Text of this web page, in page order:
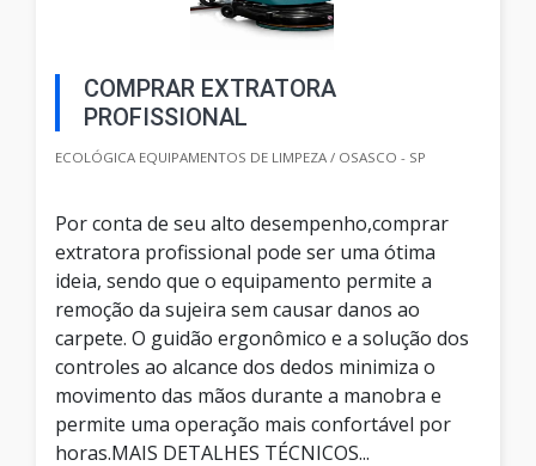
COMPRAR EXTRATORA
PROFISSIONAL
ECOLÓGICA EQUIPAMENTOS DE LIMPEZA / OSASCO - SP
Por conta de seu alto desempenho,comprar
extratora profissional pode ser uma ótima
ideia, sendo que o equipamento permite a
remoção da sujeira sem causar danos ao
carpete. O guidão ergonômico e a solução dos
controles ao alcance dos dedos minimiza o
movimento das mãos durante a manobra e
permite uma operação mais confortável por
horas.MAIS DETALHES TÉCNICOS...